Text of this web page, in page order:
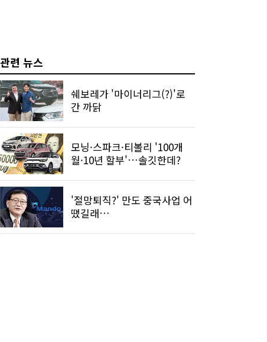
관련 뉴스
쉐보레가 '마이너리그(?)'로
간 까닭
모닝·스파크·티볼리 '100개
월·10년 할부'…솔깃한데?
'절망퇴직?' 만도 중국사업 어
땠길래…